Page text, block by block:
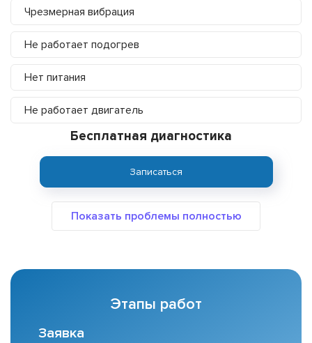
Чрезмерная вибрация
Не работает подогрев
Нет питания
Не работает двигатель
Бесплатная диагностика
Записаться
Этапы работ
Заявка